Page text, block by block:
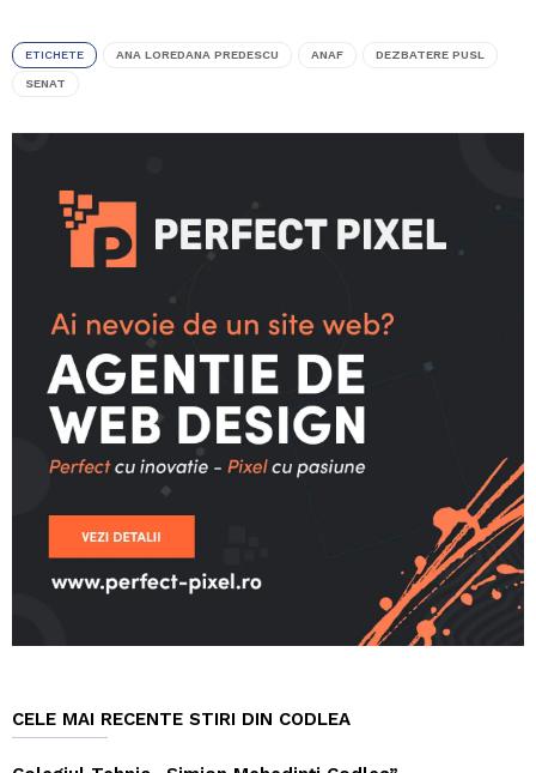
ETICHETE ANA LOREDANA PREDESCU ANAF DEZBATERE PUSL
SENAT
CELE MAI RECENTE STIRI DIN CODLEA